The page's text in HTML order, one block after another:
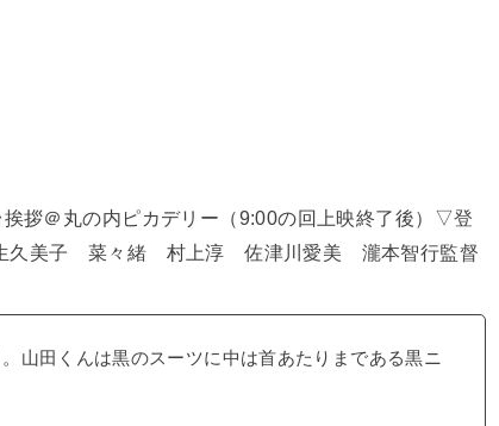
拶＠丸の内ピカデリー（9:00の回上映終了後）▽登
美子 菜々緒 村上淳 佐津川愛美 瀧本智行監督
山田くんは黒のスーツに中は首あたりまである黒ニ